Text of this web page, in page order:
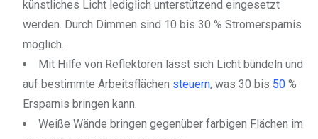
künstliches Licht lediglich unterstützend eingesetzt
werden. Durch Dimmen sind 10 bis 30 % Stromersparnis
möglich.
Mit Hilfe von Reflektoren lässt sich Licht bündeln und
auf bestimmte Arbeitsflächen steuern, was 30 bis 50 %
Ersparnis bringen kann.
Weiße Wände bringen gegenüber farbigen Flächen im